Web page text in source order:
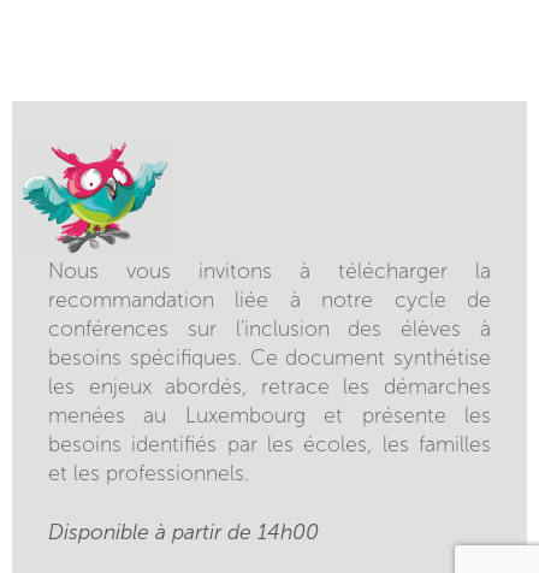
Nous vous invitons à télécharger la
recommandation liée à notre cycle de
conférences sur l’inclusion des élèves à
besoins spécifiques. Ce document synthétise
les enjeux abordés, retrace les démarches
menées au Luxembourg et présente les
besoins identifiés par les écoles, les familles
et les professionnels.
Disponible à partir de 14h00